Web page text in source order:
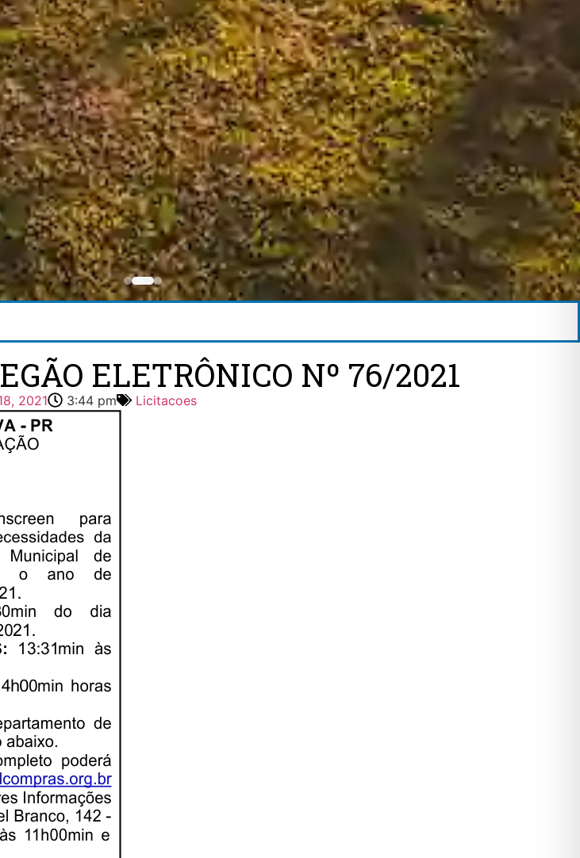
ELETRÔNICO Nº 76/2021
2021 3:44 pm Licitacoes